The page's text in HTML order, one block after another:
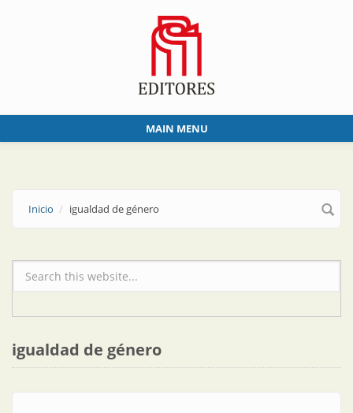
MAIN MENU
Inicio igualdad de género
Formulario de búsqueda
igualdad de género